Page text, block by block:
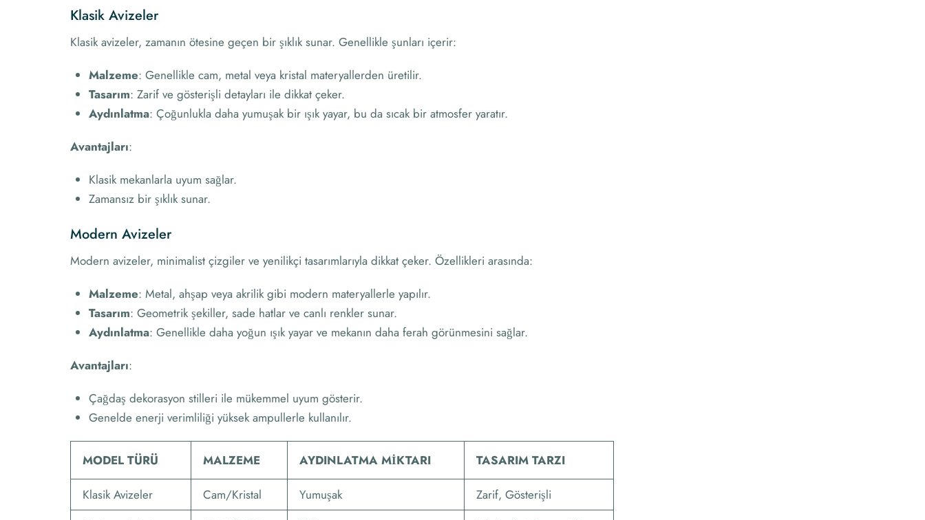
Klasik Avizeler
Klasik avizeler, zamanın ötesine geçen bir şıklık sunar. Genellikle şunları içerir:
Malzeme: Genellikle cam, metal veya kristal materyallerden üretilir.
Tasarım: Zarif ve gösterişli detayları ile dikkat çeker.
Aydınlatma: Çoğunlukla daha yumuşak bir ışık yayar, bu da sıcak bir atmosfer yaratır.
Avantajları:
Klasik mekanlarla uyum sağlar.
Zamansız bir şıklık sunar.
Modern Avizeler
Modern avizeler, minimalist çizgiler ve yenilikçi tasarımlarıyla dikkat çeker. Özellikleri arasında:
Malzeme: Metal, ahşap veya akrilik gibi modern materyallerle yapılır.
Tasarım: Geometrik şekiller, sade hatlar ve canlı renkler sunar.
Aydınlatma: Genellikle daha yoğun ışık yayar ve mekanın daha ferah görünmesini sağlar.
Avantajları:
Çağdaş dekorasyon stilleri ile mükemmel uyum gösterir.
Genelde enerji verimliliği yüksek ampullerle kullanılır.
MODEL TÜRÜ MALZEME AYDINLATMA MIKTARI TASARIM TARZI
Klasik Avizeler Cam/Kristal Yumuşak
Zarif, Gösterişli